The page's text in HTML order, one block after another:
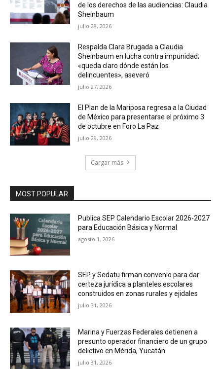
de los derechos de las audiencias: Claudia
Sheinbaum
julio 28, 2026
Respalda Clara Brugada a Claudia
Sheinbaum en lucha contra impunidad;
«queda claro dónde están los
delincuentes», aseveró
julio 27, 2026
El Plan de la Mariposa regresa a la Ciudad
de México para presentarse el próximo 3
de octubre en Foro La Paz
julio 29, 2026
Cargar más
MOST POPULAR
Publica SEP Calendario Escolar 2026-2027
para Educación Básica y Normal
agosto 1, 2026
SEP y Sedatu firman convenio para dar
certeza jurídica a planteles escolares
construidos en zonas rurales y ejidales
julio 31, 2026
Marina y Fuerzas Federales detienen a
presunto operador financiero de un grupo
delictivo en Mérida, Yucatán
julio 31, 2026